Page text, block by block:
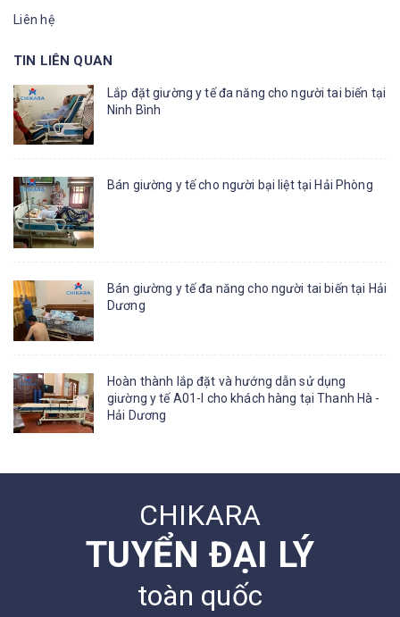
Liên hệ
TIN LIÊN QUAN
Lắp đặt giường y tế đa năng cho người tai biến tại
Ninh Bình
Bán giường y tế cho người bại liệt tại Hải Phòng
Bán giường y tế đa năng cho người tai biến tại Hải
Dương
Hoàn thành lắp đặt và hướng dẫn sử dụng
giường y tế A01-I cho khách hàng tại Thanh Hà -
Hải Dương
CHIKARA
TUYỂN ĐẠI LÝ
toàn quốc